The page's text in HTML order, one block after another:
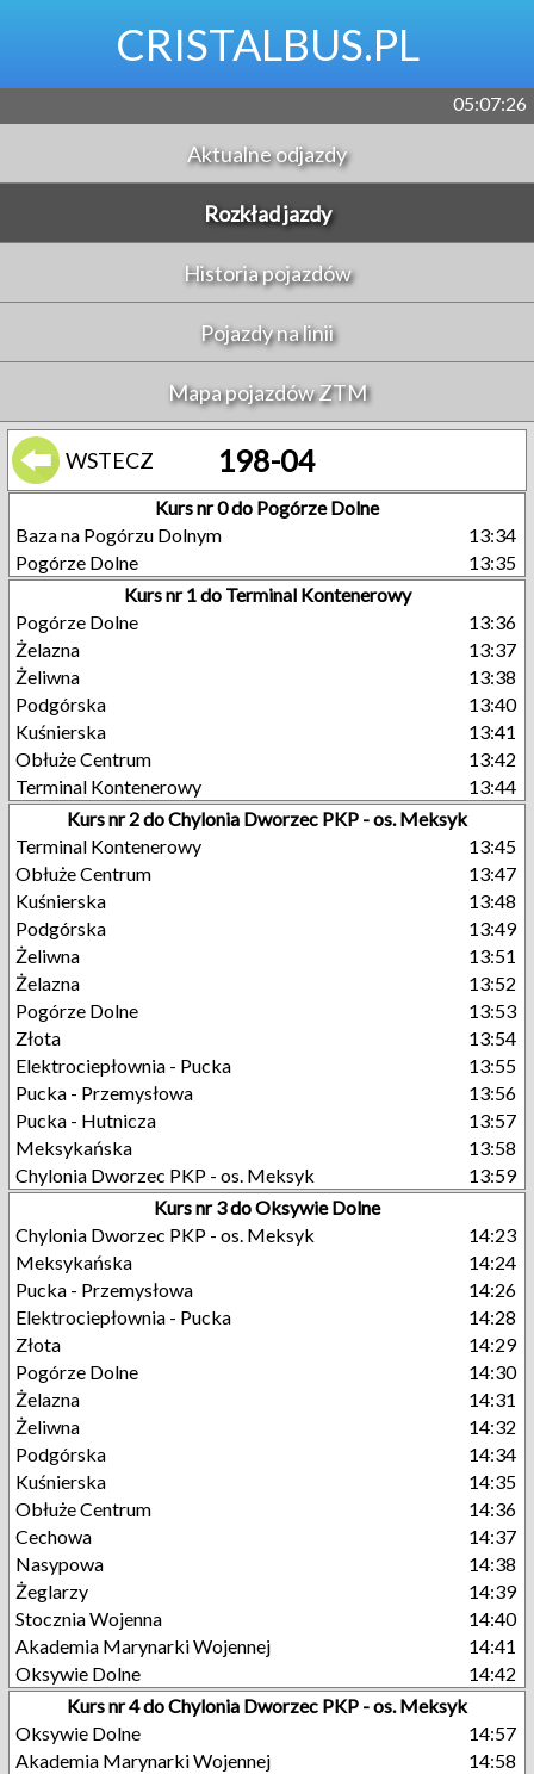
CRISTALBUS.PL
05:07:26
Aktualne odjazdy
Rozkład jazdy
Historia pojazdów
Pojazdy na linii
Mapa pojazdów ZTM
WSTECZ 198-04
Kurs nr 0 do Pogórze Dolne
Baza na Pogórzu Dolnym
13:34
Pogórze Dolne
13:35
Kurs nr 1 do Terminal Kontenerowy
Pogórze Dolne
13:36
Żelazna
13:37
Żeliwna
13:38
Podgórska
13:40
Kuśnierska
13:41
Obłuże Centrum
13:42
Terminal Kontenerowy
13:44
Kurs nr 2 do Chylonia Dworzec PKP - os. Meksyk
Terminal Kontenerowy
13:45
Obłuże Centrum
13:47
Kuśnierska
13:48
Podgórska
13:49
Żeliwna
13:51
Żelazna
13:52
Pogórze Dolne
13:53
Złota
13:54
Elektrociepłownia - Pucka
13:55
Pucka - Przemysłowa
13:56
Pucka - Hutnicza
13:57
Meksykańska
13:58
Chylonia Dworzec PKP - os. Meksyk
13:59
Kurs nr 3 do Oksywie Dolne
Chylonia Dworzec PKP - os. Meksyk
14:23
Meksykańska
14:24
Pucka - Przemysłowa
14:26
Elektrociepłownia - Pucka
14:28
Złota
14:29
Pogórze Dolne
14:30
Żelazna
14:31
Żeliwna
14:32
Podgórska
14:34
Kuśnierska
14:35
Obłuże Centrum
14:36
Cechowa
14:37
Nasypowa
14:38
Żeglarzy
14:39
Stocznia Wojenna
14:40
Akademia Marynarki Wojennej
14:41
Oksywie Dolne
14:42
Kurs nr 4 do Chylonia Dworzec PKP - os. Meksyk
Oksywie Dolne
14:57
Akademia Marynarki Wojennej
14:58